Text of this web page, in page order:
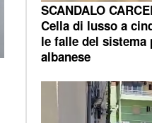
SCANDALO
Cella di lusso a
le falle del sistema
albanese